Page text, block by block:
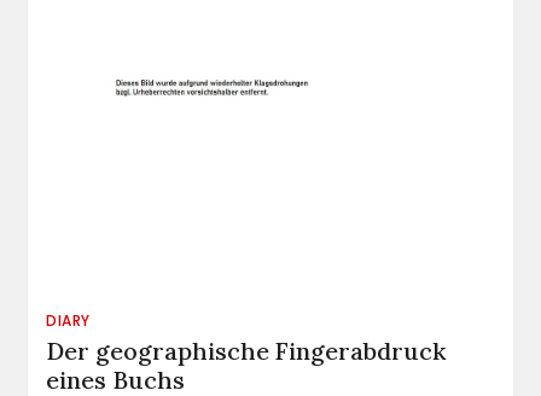
DIARY
Der geographische Fingerabdruck
eines Buchs